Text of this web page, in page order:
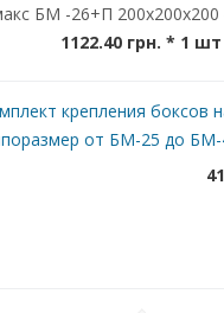
БМ -26+П 200x200x200
1122.40 грн. * 1 шт
крепления боксов
от БМ-25 до БМ-